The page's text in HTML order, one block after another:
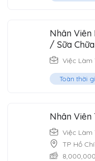
Nhân
/ Sữa Chữa
Việc Làm
Toàn thời
Nhân Viên
Việc Làm
TP Hồ
8,000,000